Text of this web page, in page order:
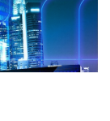
ז
ה